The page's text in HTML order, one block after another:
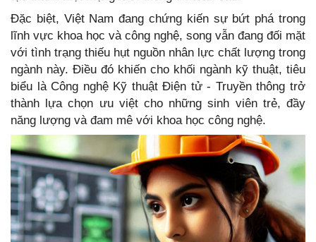
Đặc biệt, Việt Nam đang chứng kiến sự bứt phá trong
lĩnh vực khoa học và công nghệ, song vẫn đang đối mặt
với tình trạng thiếu hụt nguồn nhân lực chất lượng trong
ngành này. Điều đó khiến cho khối ngành kỹ thuật, tiêu
biểu là Công nghệ Kỹ thuật Điện tử - Truyền thông trở
thành lựa chọn ưu việt cho những sinh viên trẻ, đầy
năng lượng và đam mê với khoa học công nghệ.